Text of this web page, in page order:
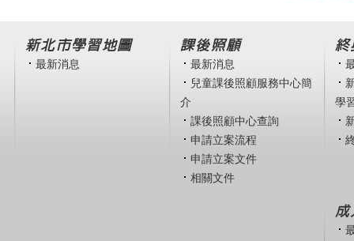
新北市學習地圖
最新消息
課後照顧
最新消息
兒童課後照顧服務中心簡
介
課後照顧中心查詢
申請立案流程
申請立案文件
相關文件
終
學